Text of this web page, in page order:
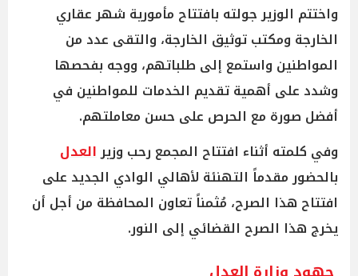
واختتم الوزير جولته بافتتاح مأمورية شهر عقاري
الخارجة ومكتب توثيق الخارجة، والتقى عدد من
المواطنين واستمع إلى طلباتهم، ووجه بفحصها
وشدد على أهمية تقديم الخدمات للمواطنين في
أفضل صورة مع الحرص على حسن معاملتهم.
وفي كلمته أثناء افتتاح المجمع رحب وزيرالعدل
بالحضور مقدماً التهنئة لأهالي الوادي الجديد على
افتتاح هذا الصرح، مُثمناً تعاون المحافظة من أجل أن
يخرج هذا الصرح القضائي إلى النور.